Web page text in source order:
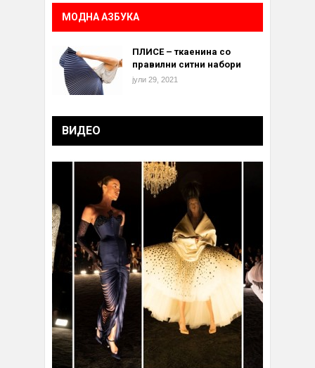
МОДНА АЗБУКА
ПЛИСЕ – ткаенина со
правилни ситни набори
јули 29, 2021
ВИДЕО